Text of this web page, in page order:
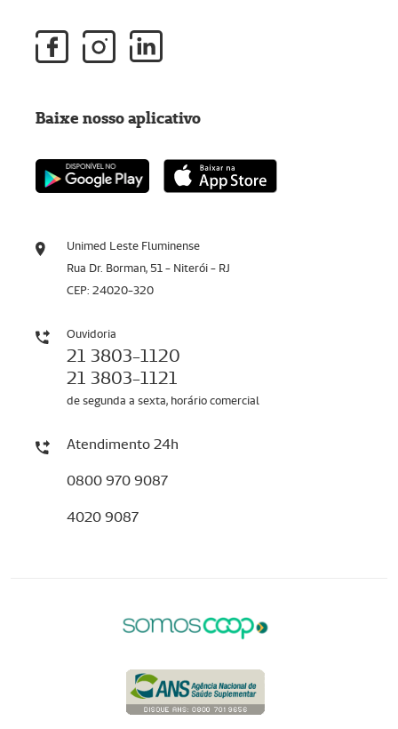
Unimed Leste Fluminense
Rua Dr. Borman, 51 - Niterói - RJ
CEP: 24020-320
Ouvidoria
21 3803-1120
21 3803-1121
de segunda a sexta, horário comercial
Atendimento 24h
0800 970 9087
4020 9087
Baixe nosso aplicativo